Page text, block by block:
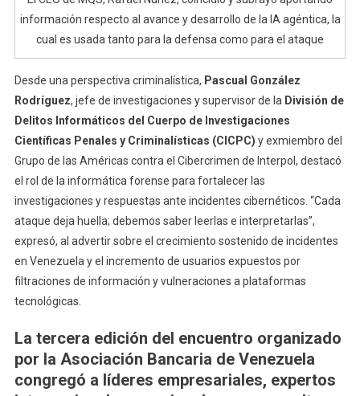
información respecto al avance y desarrollo de la IA agéntica, la
cual es usada tanto para la defensa como para el ataque
Desde una perspectiva criminalística, Pascual González
Rodríguez, jefe de investigaciones y supervisor de la División de
Delitos Informáticos del Cuerpo de Investigaciones
Científicas Penales y Criminalísticas (CICPC) y exmiembro del
Grupo de las Américas contra el Cibercrimen de Interpol, destacó
el rol de la informática forense para fortalecer las
investigaciones y respuestas ante incidentes cibernéticos. “Cada
ataque deja huella; debemos saber leerlas e interpretarlas”,
expresó, al advertir sobre el crecimiento sostenido de incidentes
en Venezuela y el incremento de usuarios expuestos por
filtraciones de información y vulneraciones a plataformas
tecnológicas.
La tercera edición del encuentro organizado
por la Asociación Bancaria de Venezuela
congregó a líderes empresariales, expertos